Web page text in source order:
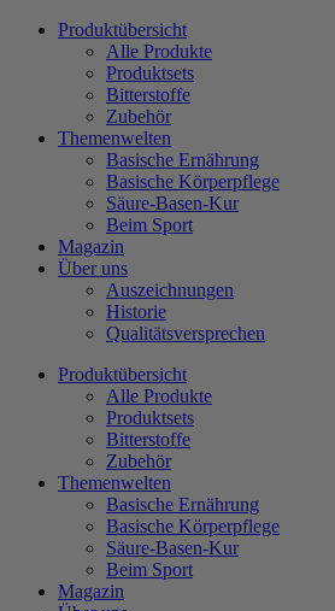
Zum
Produktübersicht
Alle Produkte
Produktsets
Bitterstoffe
Zubehör
Themenwelten
Basische Ernährung
Basische Körperpflege
Säure-Basen-Kur
Beim Sport
Magazin
Über uns
Auszeichnungen
Historie
Qualitätsversprechen
Produktübersicht
Alle Produkte
Produktsets
Bitterstoffe
Zubehör
Themenwelten
Basische Ernährung
Basische Körperpflege
Säure-Basen-Kur
Beim Sport
Magazin